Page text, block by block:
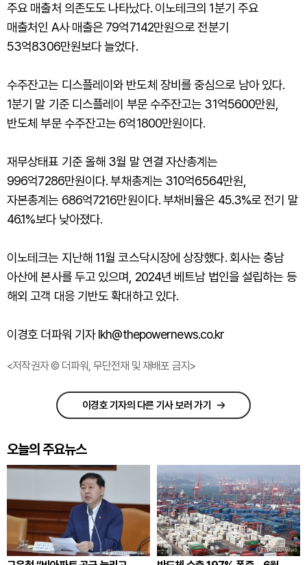
주요 매출처 의존도도 나타났다. 이노테크의 1분기 주요
매출처인 A사 매출은 79억7142만원으로 전분기
53억8306만원보다 늘었다.
수주잔고는 디스플레이와 반도체 장비를 중심으로 남아 있다.
1분기 말 기준 디스플레이 부문 수주잔고는 31억5600만원,
반도체 부문 수주잔고는 6억1800만원이다.
재무상태표 기준 올해 3월 말 연결 자산총계는
996억7286만원이다. 부채총계는 310억6564만원,
자본총계는 686억7216만원이다. 부채비율은 45.3%로 전기 말
46.1%보다 낮아졌다.
이노테크는 지난해 11월 코스닥시장에 상장했다. 회사는 충남
아산에 본사를 두고 있으며, 2024년 베트남 법인을 설립하는 등
해외 고객 대응 기반도 확대하고 있다.
이경호 더파워 기자 lkh@thepowernews.co.kr
<저작권자 © 더파워, 무단전재 및 재배포 금지>
이경호 기자의 다른 기사 보러 가기
오늘의 주요뉴스